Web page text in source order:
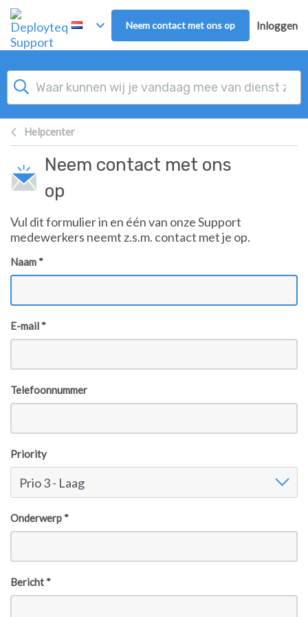
Overslaan naar hoofdinhoud
Neem contact met ons op Inloggen
Helpcenter
Neem contact met ons
op
Vul dit formulier in en één van onze Support
medewerkers neemt z.s.m. contact met je op.
Naam *
E-mail *
Telefoonnummer
Priority
Prio 3 - Laag
Onderwerp *
Bericht *